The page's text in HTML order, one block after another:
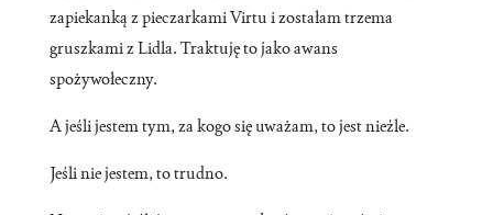
zapiekanką z pieczarkami Virtu i zostałam trzema
gruszkami z Lidla. Traktuję to jako awans
spożywołeczny.
A jeśli jestem tym, za kogo się uważam, to jest nieźle.
Jeśli nie jestem, to trudno.